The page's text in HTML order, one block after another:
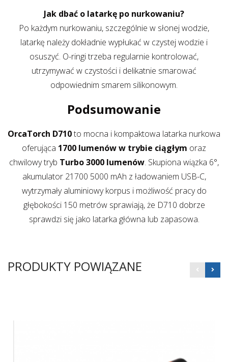
Jak dbać o latarkę po nurkowaniu?
Po każdym nurkowaniu, szczególnie w słonej wodzie,
latarkę należy dokładnie wypłukać w czystej wodzie i
osuszyć. O-ringi trzeba regularnie kontrolować,
utrzymywać w czystości i delikatnie smarować
odpowiednim smarem silikonowym.
Podsumowanie
OrcaTorch D710to mocna i kompaktowa latarka nurkowa
oferująca 1700 lumenów w trybie ciągłym oraz
chwilowy tryb Turbo 3000 lumenów. Skupiona wiązka 6°,
akumulator 21700 5000 mAh z ładowaniem USB-C,
wytrzymały aluminiowy korpus i możliwość pracy do
głębokości 150 metrów sprawiają, że D710 dobrze
sprawdzi się jako latarka główna lub zapasowa.
PRODUKTY POWIĄZANE